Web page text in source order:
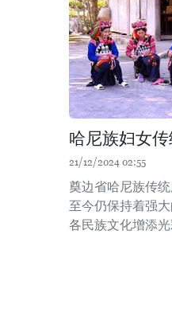
哈尼族妇女
21/12/2024 02:55
奠边省哈尼族传
至今仍保持着强
各民族文化增添光